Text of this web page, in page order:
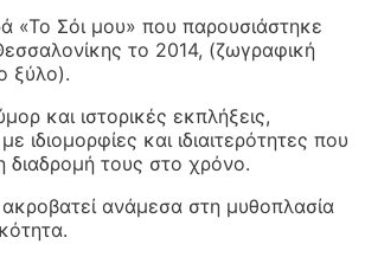
«Το Σόι μου» που παρουσιάστηκε
το 2014, (ζωγραφική
ξύλο).
και ιστορικές εκπλήξεις,
ιδιομορφίες και ιδιαιτερότητες που
διαδρομή τους στο χρόνο.
ακροβατεί ανάμεσα στη μυθοπλασία